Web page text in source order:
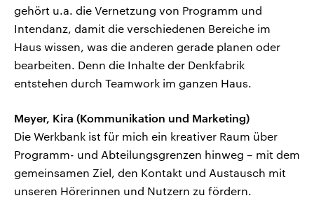
gehört u.a. die Vernetzung von Programm und
Intendanz, damit die verschiedenen Bereiche im
Haus wissen, was die anderen gerade planen oder
bearbeiten. Denn die Inhalte der Denkfabrik
entstehen durch Teamwork im ganzen Haus.
Meyer, Kira (Kommunikation und Marketing)
Die Werkbank ist für mich ein kreativer Raum über
Programm- und Abteilungsgrenzen hinweg – mit dem
gemeinsamen Ziel, den Kontakt und Austausch mit
unseren Hörerinnen und Nutzern zu fördern.